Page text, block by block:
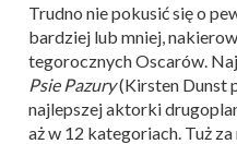
Trudno nie pokusić się o
bardziej lub mniej,
tegorocznych Oscarów.
Psie Pazury(Kirsten Dunst
najlepszej aktorki
aż w 12 kategoriach. Tuż